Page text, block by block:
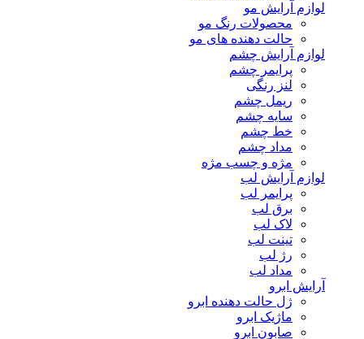
لوازم آرایش مو
محصولات رنگ مو
حالت دهنده های مو
لوازم آرایش چشم
پرایمر چشم
لنز رنگی
ریمل چشم
سایه چشم
خط چشم
مداد چشم
مژه و چسب مژه
لوازم آرایش لب
پرایمر لب
برق لب
لاک لب
تینت لب
رژ لب
مداد لب
آرایش ابرو
ژل حالت دهنده ابرو
ماژیک ابرو
صابون ابرو